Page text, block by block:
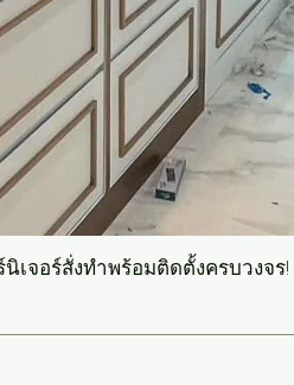
เจอร์สั่งทำพร้อมติดตั้งครบวงจร!